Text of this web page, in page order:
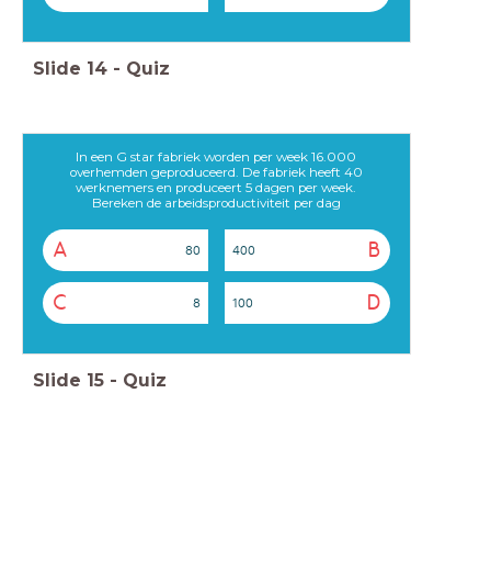
Slide 14 - Quiz
In een G star fabriek worden per week 16.000
overhemden geproduceerd. De fabriek heeft 40
werknemers en produceert 5 dagen per week.
Bereken de arbeidsproductiviteit per dag
A 80 B
400
C 8 D
100
Slide 15 - Quiz